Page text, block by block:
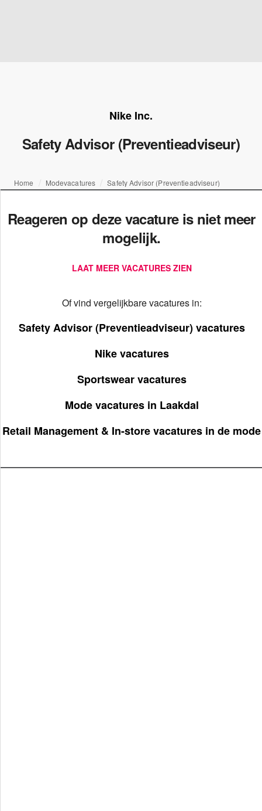
Nike Inc.
Safety Advisor (Preventieadviseur)
Home Modevacatures Safety Advisor (Preventieadviseur)
Reageren op deze vacature is niet meer
mogelijk.
LAAT MEER VACATURES ZIEN
Of vind vergelijkbare vacatures in:
Safety Advisor (Preventieadviseur) vacatures
Nike vacatures
Sportswear vacatures
Mode vacatures in Laakdal
Retail Management & In-store vacatures in de mode